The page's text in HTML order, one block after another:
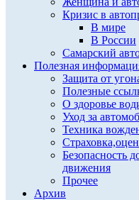
Кризис в
В мире
В России
Самарский
Полезная
Защита от
Полезные
О здоровье
Уход за
Техника
Безопасность
движения
Прочее
Архив